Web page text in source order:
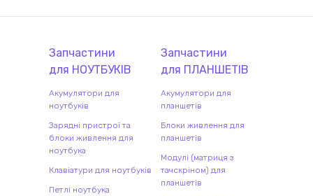
Запчастини
для НОУТБУКІВ
Акумулятори для
ноутбуків
Зарядні пристрої та
блоки живлення для
ноутбука
Клавіатури для ноутбуків
Петлі ноутбука
Запчастини
для ПЛАНШЕТІВ
Акумулятори для
планшетів
Блоки живлення для
планшетів
Модулі (матриця з
тачскріном) для
планшетів